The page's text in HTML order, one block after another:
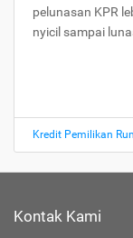
pelunasan KPR
nyicil sampai
Kredit Pemilikan
Kontak Kami